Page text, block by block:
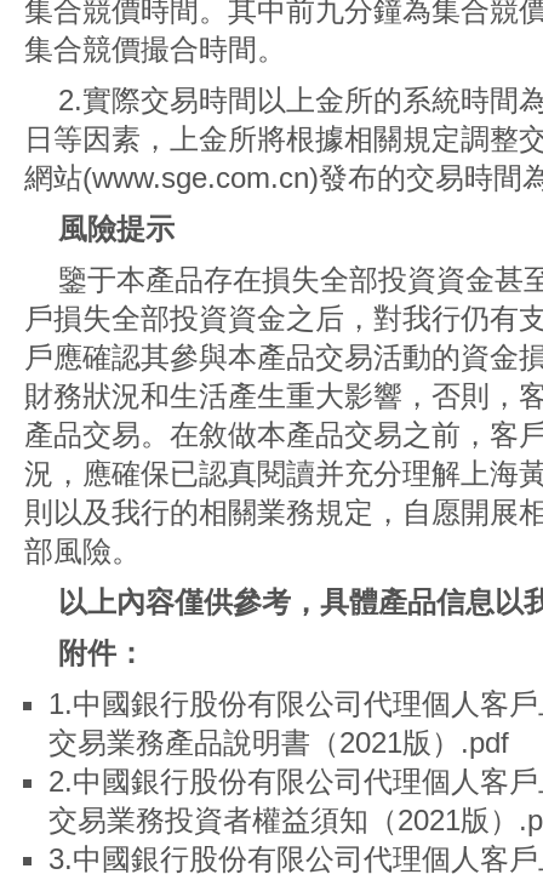
集合競價時間。其中前九分鐘為集合競
集合競價撮合時間。
2.實際交易時間以上金所的系統時間
日等因素，上金所將根據相關規定調整
網站(www.sge.com.cn)發布的交易時間
風險提示
鑒于本產品存在損失全部投資資金甚
戶損失全部投資資金之后，對我行仍有
戶應確認其參與本產品交易活動的資金
財務狀況和生活產生重大影響，否則，
產品交易。在敘做本產品交易之前，客
況，應確保已認真閱讀并充分理解上海
則以及我行的相關業務規定，自愿開展
部風險。
以上內容僅供參考，具體產品信息以
附件：
1.中國銀行股份有限公司代理個人客
交易業務產品說明書（2021版）.pdf
2.中國銀行股份有限公司代理個人客
交易業務投資者權益須知（2021版）
3.中國銀行股份有限公司代理個人客